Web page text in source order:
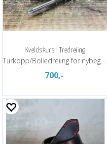
Kveldskurs i Tredreiing
Turkopp/Bolledreiing for nybegynnere
700,-